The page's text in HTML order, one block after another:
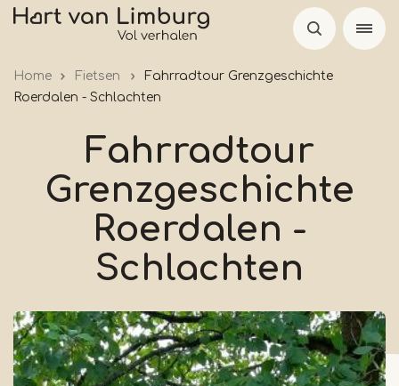
Skip
Home Fietsen
Fahrradtour Grenzgeschichte
Roerdalen - Schlachten
Fahrradtour
Grenzgeschichte
Roerdalen -
Schlachten